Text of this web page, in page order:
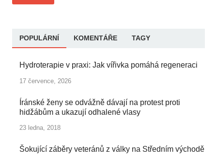
POPULÁRNÍ KOMENTÁŘE TAGY
Hydroterapie v praxi: Jak vířivka pomáhá regeneraci
17 července, 2026
Íránské ženy se odvážně dávají na protest proti
hidžábům a ukazují odhalené vlasy
23 ledna, 2018
Šokující záběry veteránů z války na Středním východě